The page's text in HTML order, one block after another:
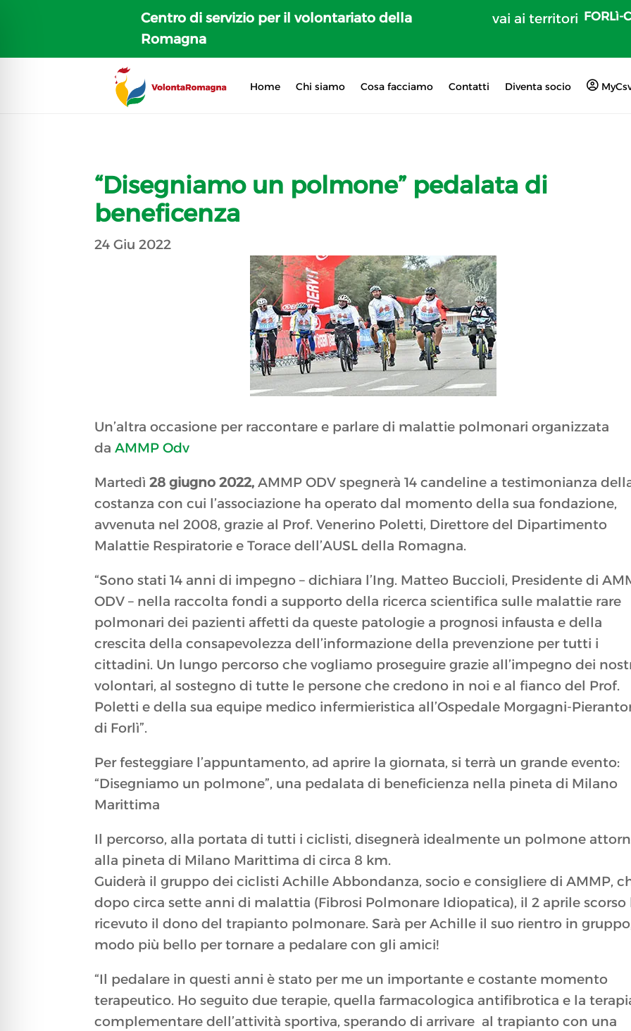
Centro di servizio per il volontariato della
Romagna
vai ai territori FORLì-
Home Chi siamo Cosa facciamo Contatti Diventa socio
“Disegniamo un polmone” pedalata di
beneficenza
24 Giu 2022
Un’altra occasione per raccontare e parlare di malattie polmonari organizzata
daAMMP Odv
Martedì28 giugno 2022, AMMP ODV spegnerà 14 candeline a testimonianza
costanza con cui l’associazione ha operato dal momento della sua fondazione,
avvenuta nel 2008, grazie al Prof. Venerino Poletti, Direttore del Dipartimento
Malattie Respiratorie e Torace dell’AUSL della Romagna.
“Sono stati 14 anni di impegno – dichiara l’Ing. Matteo Buccioli, Presidente di
ODV – nella raccolta fondi a supporto della ricerca scientifica sulle malattie rare
polmonari dei pazienti affetti da queste patologie a prognosi infausta e della
crescita della consapevolezza dell’informazione della prevenzione per tutti i
cittadini. Un lungo percorso che vogliamo proseguire grazie all’impegno dei
volontari, al sostegno di tutte le persone che credono in noi e al fianco del Prof.
Poletti e della sua equipe medico infermieristica all’Ospedale Morgagni-
di Forlì”.
Per festeggiare l’appuntamento, ad aprire la giornata, si terrà un grande evento:
“Disegniamo un polmone”, una pedalata di beneficienza nella pineta di Milano
Marittima
Il percorso, alla portata di tutti i ciclisti, disegnerà idealmente un polmone
alla pineta di Milano Marittima di circa 8 km.
Guiderà il gruppo dei ciclisti Achille Abbondanza, socio e consigliere di AMMP,
dopo circa sette anni di malattia (Fibrosi Polmonare Idiopatica), il 2 aprile scorso
ricevuto il dono del trapianto polmonare. Sarà per Achille il suo rientro in
modo più bello per tornare a pedalare con gli amici!
“Il pedalare in questi anni è stato per me un importante e costante momento
terapeutico. Ho seguito due terapie, quella farmacologica antifibrotica e la
complementare dell’attività sportiva, sperando di arrivare al trapianto con una